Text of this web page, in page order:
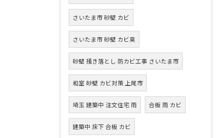
さいたま市 砂壁 カビ
さいたま市 砂壁 カビ臭
砂壁 掻き落とし 防カビ工事 さいたま市
和室 砂壁 カビ対策 上尾市
埼玉 建築中 注文住宅 雨 合板 雨 カビ
建築中 床下 合板 カビ